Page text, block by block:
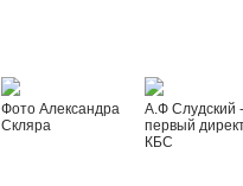
Фото Александра
Скляра
А.Ф Слудский
первый
КБС